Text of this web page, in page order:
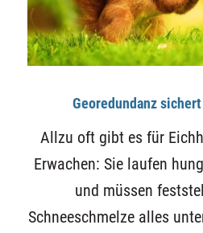
Georedundanz
Allzu oft gibt es für
Erwachen: Sie laufen
und müssen
Schneeschmelze alles